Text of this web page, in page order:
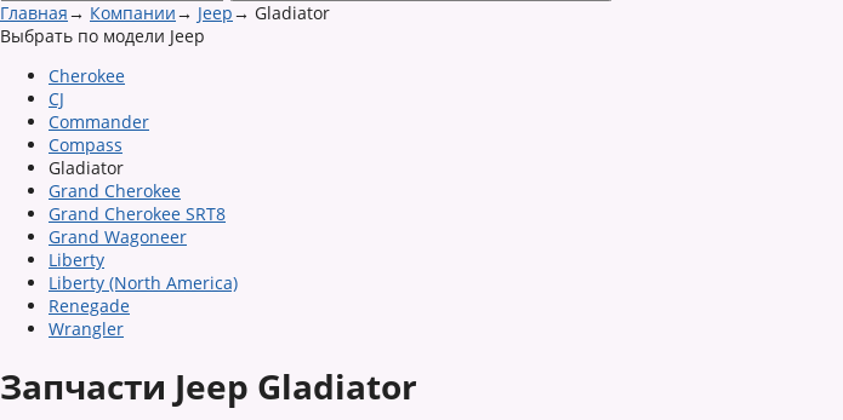
Главная→ Компании→ Jeep→ Gladiator
Выбрать по модели Jeep
Cherokee
CJ
Commander
Compass
Gladiator
Grand Cherokee
Grand Cherokee SRT8
Grand Wagoneer
Liberty
Liberty (North America)
Renegade
Wrangler
Запчасти Jeep Gladiator